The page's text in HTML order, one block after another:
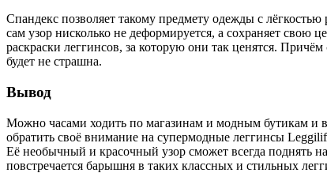
Спандекс позволяет такому предмету одежды с
сам узор нисколько не деформируется, а сохраняет свою
раскраски леггинсов, за которую они так ценятся.
будет не страшна.
Вывод
Можно часами ходить по магазинам и модным бутикам и
обратить своё внимание на супермодные леггинсы
Её необычный и красочный узор сможет всегда поднять
повстречается барышня в таких классных и стильных